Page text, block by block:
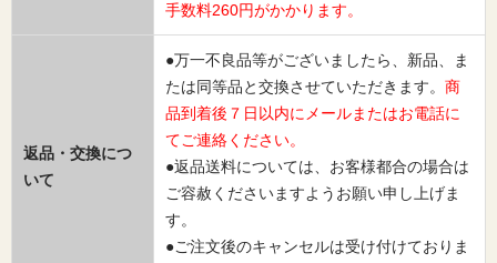
手数料260円がかかります。
返品・交換につ
いて
●万一不良品等がございましたら、新品、ま
たは同等品と交換させていただきます。 商
品到着後７日以内にメールまたはお電話に
てご連絡ください。
●返品送料については、お客様都合の場合は
ご容赦くださいますようお願い申し上げま
す。
●ご注文後のキャンセルは受け付けておりま